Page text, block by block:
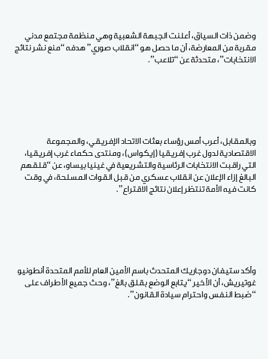
وضمن ذات السياق، أعلنت الجبهة الشعبية وهي منظمة مجتمع مدني
مقربة من المعارضة، أن ما حصل هو “انقلاب صوري” هدفه “منع نشر نتائج
الانتخابات”، متحدثة عن “تلاعب”.
وبالمقابل، أعرب أمس رؤساء بعثات الاتحاد الإفريقي، والمجموعة
الاقتصادية لدول غرب إفريقيا (إيكواس)، ومنتدى حكماء غرب إفريقيا،
التي راقبت الانتخابات الرئاسية والتشريعية في غينيا بيساو، عن “قلقهم
البالغ إزاء الإعلان عن انقلاب عسكري من قبل القوات المسلحة، في وقت
كانت فيه الأمة تنتظر إعلان نتائج الاقتراع”.
وأكد ستيفان دوجاريك المتحدث باسم الأمين العام للأمم المتحدة أنطونيو
غوتيريش، أن الأخير “يتابع الوضع بقلق بالغ”، وحث جميع الأطراف على
“ضبط النفس واحترام سيادة القانون”.